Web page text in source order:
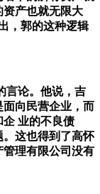
产也就无限大
，郭的这种逻辑
言论。他说，吉
向民营企业，而
企 业的不良债
这也得到了高怀
理有限公司没有